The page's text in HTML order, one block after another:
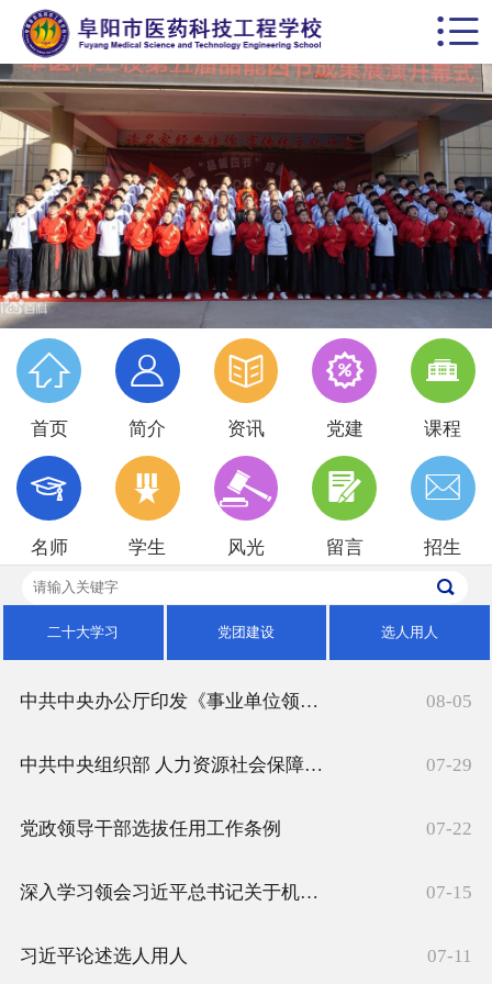
 首页
学校概括
校园动态
思政德育
教学科研
党建专栏
名师风采
学生天地
招生就业
校园风光


首页

简介

资讯

党建

课程

名师

学生

风光

留言

招生
二十大学习 党团建设 选人用人
中共中央办公厅印发《事业单位领导人员管理规定》 08-05
中共中央组织部 人力资源社会保障部 关于印发《事业单位工作人员处分规定》的通知 07-29
党政领导干部选拔任用工作条例 07-22
深入学习领会习近平总书记关于机构编制工作的重要论述 07-15
习近平论述选人用人 07-11